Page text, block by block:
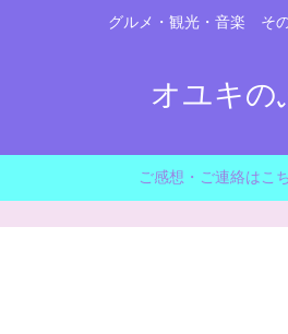
グルメ・観光・音楽 そ
オユキの
ご感想・ご連絡はこ